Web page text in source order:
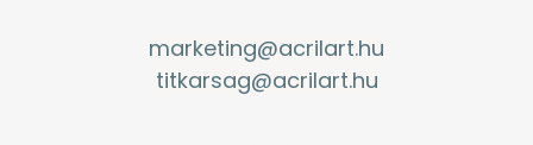
marketing@acrilart.hu
titkarsag@acrilart.hu